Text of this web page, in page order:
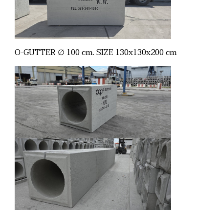
O-GUTTER ∅ 100 cm. SIZE 130x130x200 cm